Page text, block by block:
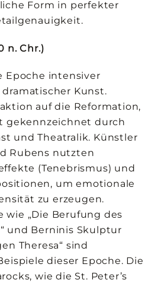
Form in perfekter
n. Chr.)
Epoche intensiver
Kunst.
auf die Reformation,
gekennzeichnet durch
und Theatralik. Künstler
Rubens nutzten
(Tenebrismus) und
um emotionale
zu erzeugen.
wie „Die Berufung des
und Berninis Skulptur
Theresa“ sind
dieser Epoche. Die
wie die St. Peter’s